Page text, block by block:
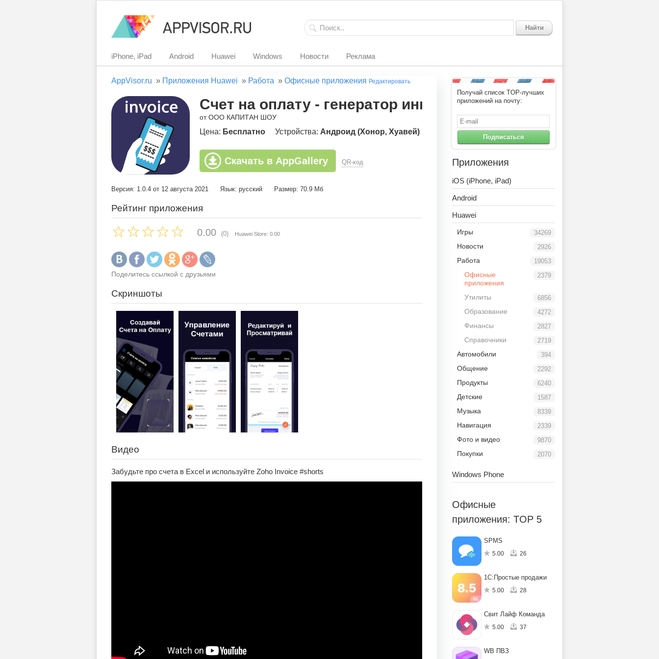
Найти
iPhone, iPad Android Huawei Windows Новости Реклама
AppVisor.ru » Приложения Huawei » Работа » Офисные приложения Редактировать
Счет на оплату - генератор инвойсов, счета фактуры
от ООО КАПИТАН ШОУ
Цена: Бесплатно Устройства: Андроид (Хонор, Хуавей)
Скачать в AppGallery QR-код
Версия: 1.0.4 от 12 августа 2021 Язык: русский Размер: 70.9 Мб
Рейтинг приложения
0.00 (0) Huawei Store: 0.00
Поделитесь ссылкой с друзьями
Скриншоты
Видео
Забудьте про счета в Excel и используйте Zoho Invoice #shorts
Получай список TOP-лучших
приложений на почту:
Подписаться
Приложения
iOS (iPhone, iPad)
Android
Huawei
34269
Игры
2926
Новости
19053
Работа
2379
Офисные
приложения
6856
Утилиты
4272
Образование
2827
Финансы
2719
Справочники
394
Автомобили
2292
Общение
6240
Продукты
1587
Детские
8339
Музыка
2339
Навигация
9870
Фото и видео
2070
Покупки
Windows Phone
Офисные
приложения: TOP 5
SPMS
5.00 26
1С:Простые продажи
5.00 28
Свит Лайф Команда
5.00 37
WB ПВЗ